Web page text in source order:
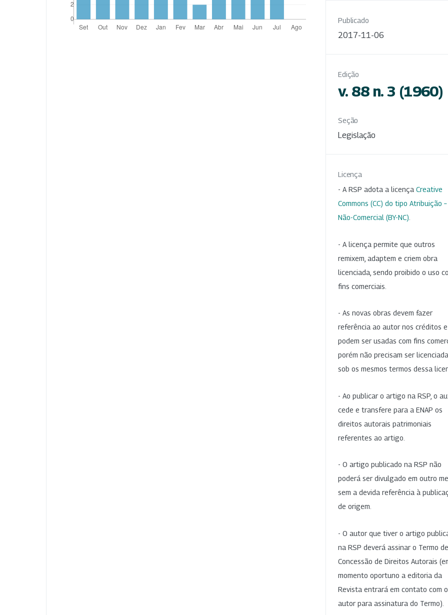
Publicado
2017-11-06
Edição
v. 88 n. 3 (1960)
Seção
Legislação
Licença
- A RSP adota a licença Creative
Commons (CC) do tipo Atribuição –
Não-Comercial (BY-NC)
- A licença permite que outros
remixem, adaptem e criem obra
licenciada, sendo proibido o uso
fins comerciais.
- As novas obras devem fazer
referência ao autor nos créditos
podem ser usadas com fins
porém não precisam ser
sob os mesmos termos dessa
- Ao publicar o artigo na RSP, o
cede e transfere para a ENAP os
direitos autorais patrimoniais
referentes ao artigo.
- O artigo publicado na RSP não
poderá ser divulgado em outro
sem a devida referência à
de origem.
- O autor que tiver o artigo
na RSP deverá assinar o Termo de
Concessão de Direitos Autorais
momento oportuno a editoria da
Revista entrará em contato com o
autor para assinatura do Termo).